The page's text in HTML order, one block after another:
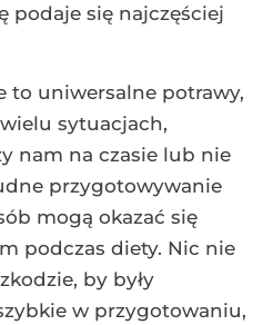
podaje się najczęściej
to uniwersalne potrawy,
sytuacjach,
nam na czasie lub nie
przygotowywanie
mogą okazać się
podczas diety. Nic nie
by były
w przygotowaniu,